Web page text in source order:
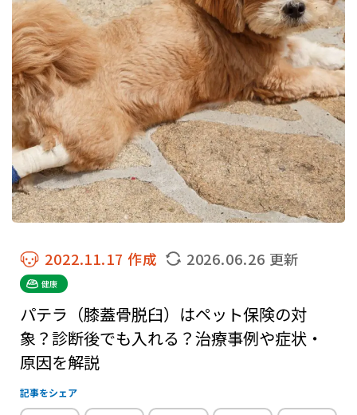
2022.11.17 作成 2026.06.26 更新
健康
パテラ（膝蓋骨脱臼）はペット保険の対
象？診断後でも入れる？治療事例や症状・
原因を解説
記事をシェア